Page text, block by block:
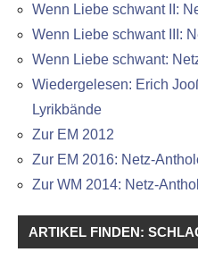
Wenn Liebe schwant II:
Wenn Liebe schwant III:
Wenn Liebe schwant:
Wiedergelesen: Erich
Lyrikbände
Zur EM 2012
Zur EM 2016: Netz-
Zur WM 2014: Netz-
ARTIKEL FINDEN: